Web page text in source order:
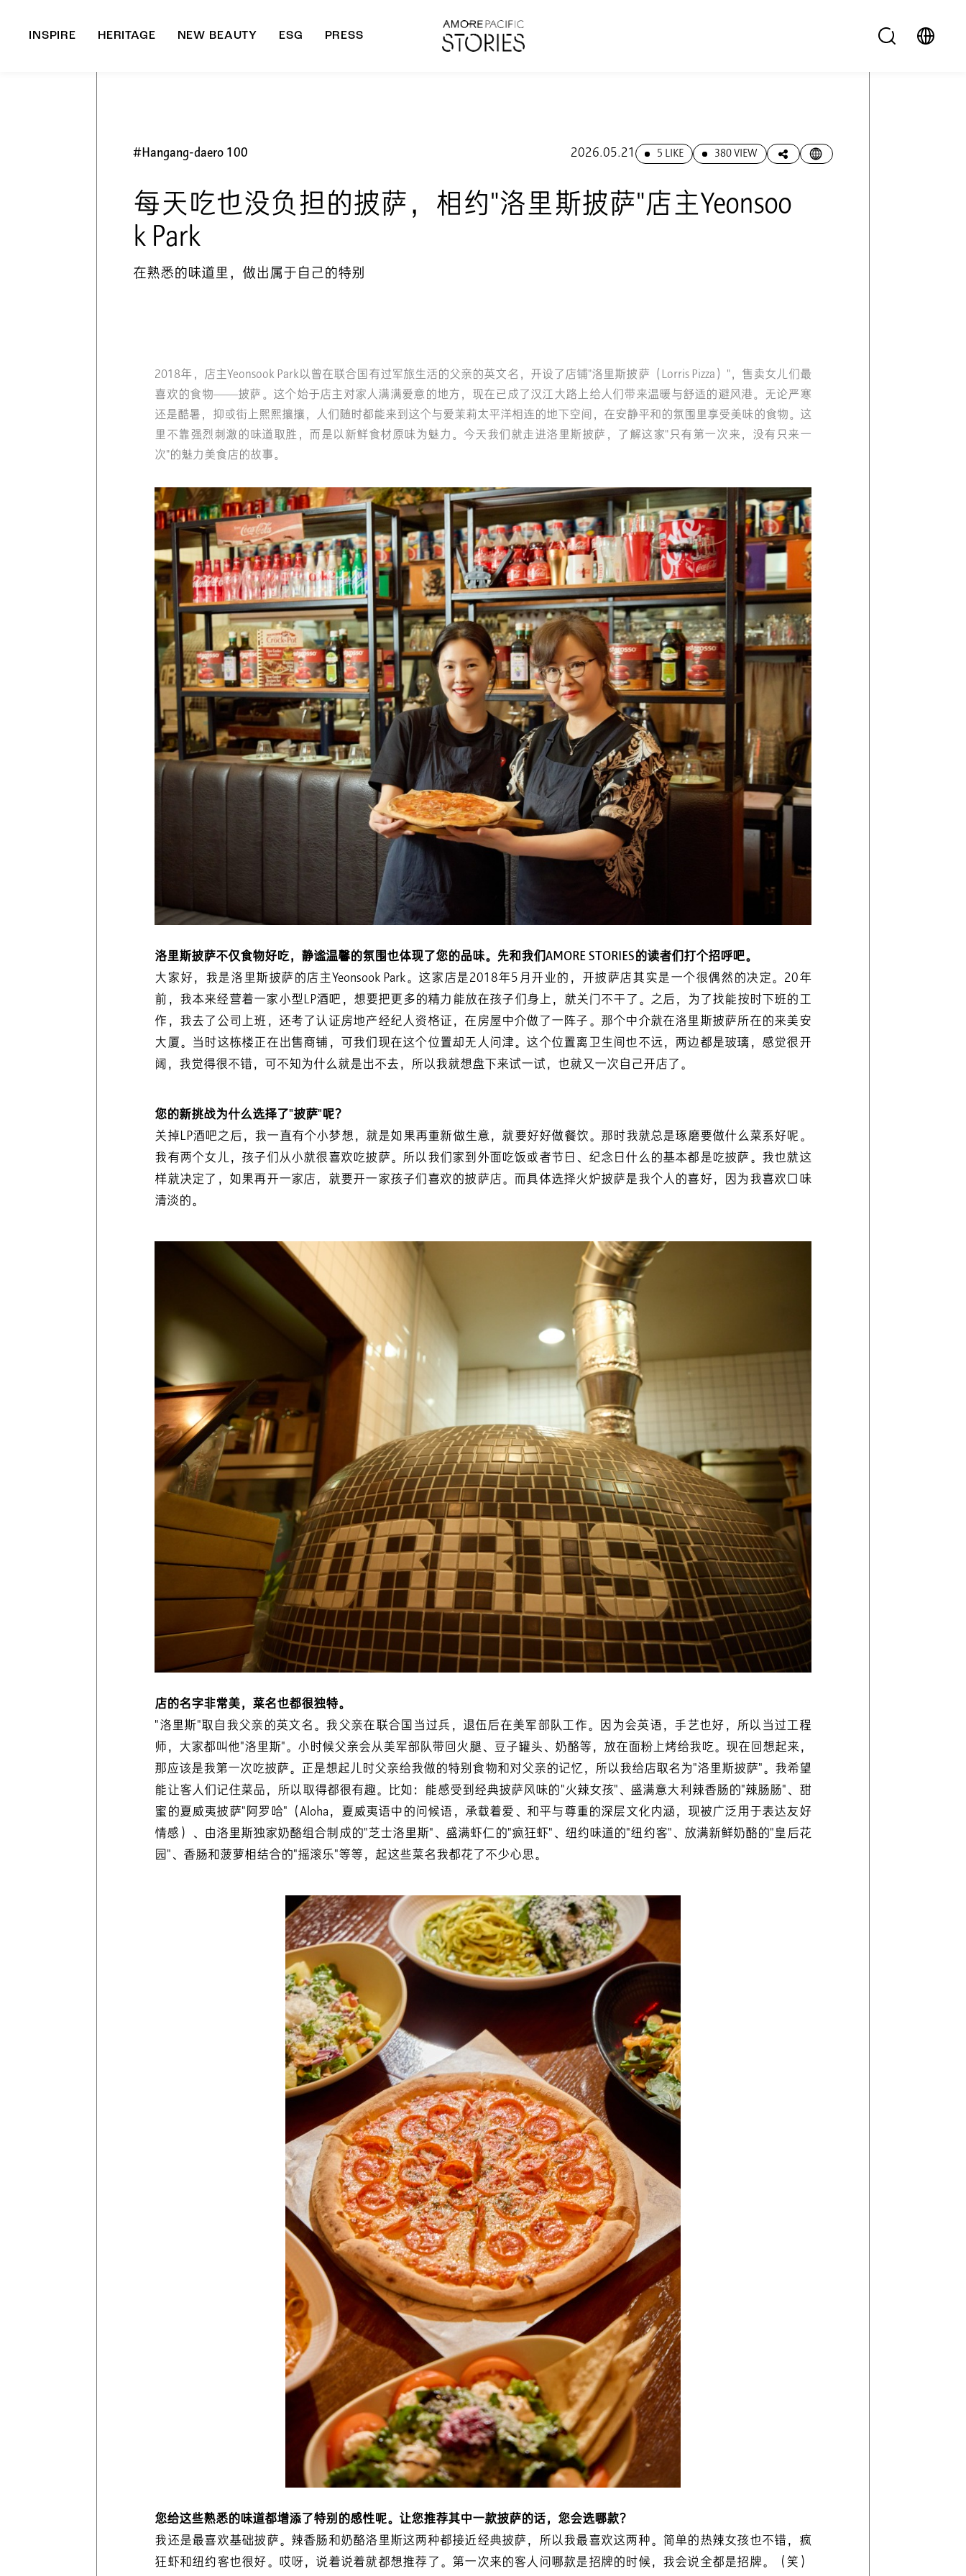
INSPIRE HERITAGE NEW BEAUTY ESG PRESS
#Hangang-daero 100 2026.05.21 5 LIKE 380 VIEW
每天吃也没负担的披萨，相约"洛里斯披萨"店主Yeonsoo
k Park
在熟悉的味道里，做出属于自己的特别
2018年，店主Yeonsook Park以曾在联合国有过军旅生活的父亲的英文名，开设了店铺"洛里斯披萨（Lorris Pizza）"，售卖女儿们最
喜欢的食物——披萨。这个始于店主对家人满满爱意的地方，现在已成了汉江大路上给人们带来温暖与舒适的避风港。无论严寒
还是酷暑，抑或街上熙熙攘攘，人们随时都能来到这个与爱茉莉太平洋相连的地下空间，在安静平和的氛围里享受美味的食物。这
里不靠强烈刺激的味道取胜，而是以新鲜食材原味为魅力。今天我们就走进洛里斯披萨，了解这家"只有第一次来，没有只来一
次"的魅力美食店的故事。
洛里斯披萨不仅食物好吃，静谧温馨的氛围也体现了您的品味。先和我们AMORE STORIES的读者们打个招呼吧。
大家好，我是洛里斯披萨的店主Yeonsook Park。这家店是2018年5月开业的，开披萨店其实是一个很偶然的决定。20年
前，我本来经营着一家小型LP酒吧，想要把更多的精力能放在孩子们身上，就关门不干了。之后，为了找能按时下班的工
作，我去了公司上班，还考了认证房地产经纪人资格证，在房屋中介做了一阵子。那个中介就在洛里斯披萨所在的来美安
大厦。当时这栋楼正在出售商铺，可我们现在这个位置却无人问津。这个位置离卫生间也不远，两边都是玻璃，感觉很开
阔，我觉得很不错，可不知为什么就是出不去，所以我就想盘下来试一试，也就又一次自己开店了。
您的新挑战为什么选择了"披萨"呢？
关掉LP酒吧之后，我一直有个小梦想，就是如果再重新做生意，就要好好做餐饮。那时我就总是琢磨要做什么菜系好呢。
我有两个女儿，孩子们从小就很喜欢吃披萨。所以我们家到外面吃饭或者节日、纪念日什么的基本都是吃披萨。我也就这
样就决定了，如果再开一家店，就要开一家孩子们喜欢的披萨店。而具体选择火炉披萨是我个人的喜好，因为我喜欢口味
清淡的。
店的名字非常美，菜名也都很独特。
"洛里斯"取自我父亲的英文名。我父亲在联合国当过兵，退伍后在美军部队工作。因为会英语，手艺也好，所以当过工程
师，大家都叫他"洛里斯"。小时候父亲会从美军部队带回火腿、豆子罐头、奶酪等，放在面粉上烤给我吃。现在回想起来，
那应该是我第一次吃披萨。正是想起儿时父亲给我做的特别食物和对父亲的记忆，所以我给店取名为"洛里斯披萨"。我希望
能让客人们记住菜品，所以取得都很有趣。比如：能感受到经典披萨风味的"火辣女孩"、盛满意大利辣香肠的"辣肠肠"、甜
蜜的夏威夷披萨"阿罗哈"（Aloha，夏威夷语中的问候语，承载着爱、和平与尊重的深层文化内涵，现被广泛用于表达友好
情感）、由洛里斯独家奶酪组合制成的"芝士洛里斯"、盛满虾仁的"疯狂虾"、纽约味道的"纽约客"、放满新鲜奶酪的"皇后花
园"、香肠和菠萝相结合的"摇滚乐"等等，起这些菜名我都花了不少心思。
您给这些熟悉的味道都增添了特别的感性呢。让您推荐其中一款披萨的话，您会选哪款？
我还是最喜欢基础披萨。辣香肠和奶酪洛里斯这两种都接近经典披萨，所以我最喜欢这两种。简单的热辣女孩也不错，疯
狂虾和纽约客也很好。哎呀，说着说着就都想推荐了。第一次来的客人问哪款是招牌的时候，我会说全都是招牌。（笑）